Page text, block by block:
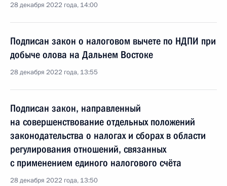
28 декабря 2022 года, 14:00
Подписан закон о налоговом вычете по НДПИ при
добыче олова на Дальнем Востоке
28 декабря 2022 года, 13:55
Подписан закон, направленный
на совершенствование отдельных положений
законодательства о налогах и сборах в области
регулирования отношений, связанных
с применением единого налогового счёта
28 декабря 2022 года, 13:50